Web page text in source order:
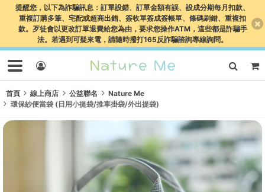
提醒您，以下為詐騙訊息：訂單設錯、訂單金額有誤、設成分期每月扣款、
重複訂購多筆、宅配或超商出錯、簽收單簽成簽帳單、條碼刷錯、重複扣
款。歹徒會以更改訂單退費給您為由，要求您操作ATM，這些都是詐騙手
法。若遇到可疑來電，請隨時撥打165反詐騙諮詢專線詢問。
首頁 線上商店 公益聯名
Nature Me
環保紗便當袋 (日用小提袋/推車掛袋/外出提袋)